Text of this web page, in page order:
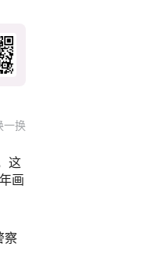
一换
这
画
察